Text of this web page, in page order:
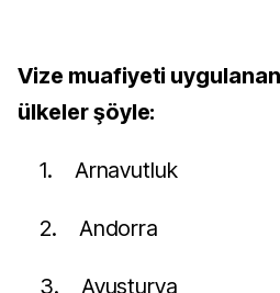
Vize muafiyeti
ülkeler şöyle:
1. Arnavutluk
2. Andorra
3. Avusturya